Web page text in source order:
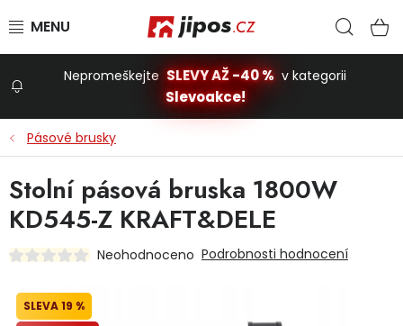
Stavba a dům
Dílna
Nepromeškejte SLEVY AŽ -40 % v kategorii
Slevoakce!
Pásové brusky
Stolní pásová bruska 1800W
KD545-Z KRAFT&DELE
Neohodnoceno Podrobnosti hodnocení
19 %